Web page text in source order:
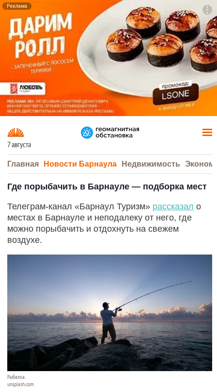
Реклама
7 августа
Главная Новости Барнаула Недвижимость
Где порыбачить в Барнауле — подборка мест
Телеграм-канал «Барнаул Туризм» рассказал о
местах в Барнауле и неподалеку от него, где
можно порыбачить и отдохнуть на свежем
воздухе.
Рыбалка.
unsplash.com